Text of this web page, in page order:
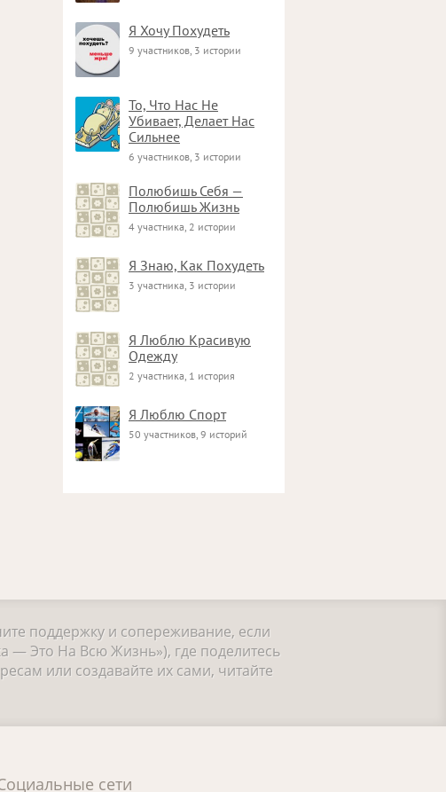
Я Хочу Похудеть
9 участников, 3 истории
То, Что Нас Не
Убивает, Делает Нас
Сильнее
6 участников, 3 истории
Полюбишь Себя —
Полюбишь Жизнь
4 участника, 2 истории
Я Знаю, Как Похудеть
3 участника, 3 истории
Я Люблю Красивую
Одежду
2 участника, 1 история
Я Люблю Спорт
50 участников, 9 историй
поддержку и сопереживание, если
— Это На Всю Жизнь»), где поделитесь
или создавайте их сами, читайте
сети